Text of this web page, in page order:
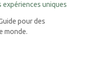
expériences uniques
pour des
monde.